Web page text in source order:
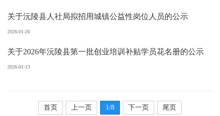
关于沅陵县人社局拟招用城镇公益性岗位人员的公示
2026-01-26
关于2026年沅陵县第一批创业培训补贴学员花名册的公示
2026-01-13
首页 上一页 1/8 下一页 尾页